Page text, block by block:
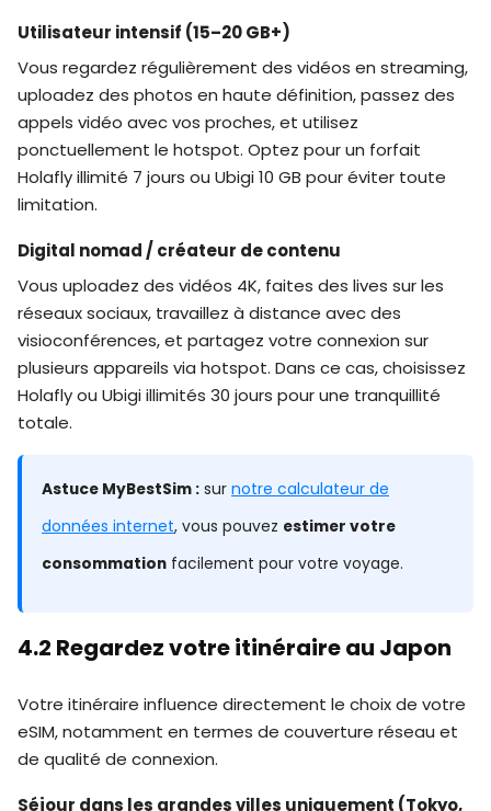
Utilisateur intensif (15–20 GB+)
Vous regardez régulièrement des vidéos en streaming,
uploadez des photos en haute définition, passez des
appels vidéo avec vos proches, et utilisez
ponctuellement le hotspot. Optez pour un forfait
Holafly illimité 7 jours ou Ubigi 10 GB pour éviter toute
limitation.
Digital nomad / créateur de contenu
Vous uploadez des vidéos 4K, faites des lives sur les
réseaux sociaux, travaillez à distance avec des
visioconférences, et partagez votre connexion sur
plusieurs appareils via hotspot. Dans ce cas, choisissez
Holafly ou Ubigi illimités 30 jours pour une tranquillité
totale.
Astuce MyBestSim : sur notre calculateur de
données internet, vous pouvez estimer votre
consommation facilement pour votre voyage.
4.2 Regardez votre itinéraire au Japon
Votre itinéraire influence directement le choix de votre
eSIM, notamment en termes de couverture réseau et
de qualité de connexion.
Séjour dans les grandes villes uniquement (Tokyo,